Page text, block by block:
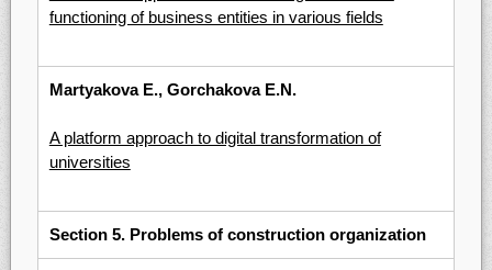
functioning of business entities in various fields
Martyakova E., Gorchakova E.N.
A platform approach to digital transformation of
universities
Section 5. Problems of construction organization